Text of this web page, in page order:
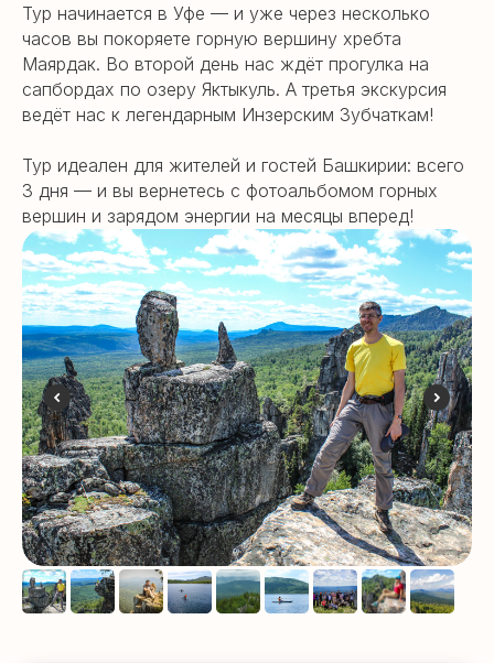
Тур начинается в Уфе — и уже через несколько
часов вы покоряете горную вершину хребта
Маярдак. Во второй день нас ждёт прогулка на
сапбордах по озеру Яктыкуль. А третья экскурсия
ведёт нас к легендарным Инзерским Зубчаткам!
Тур идеален для жителей и гостей Башкирии: всего
3 дня — и вы вернетесь с фотоальбомом горных
вершин и зарядом энергии на месяцы вперед!